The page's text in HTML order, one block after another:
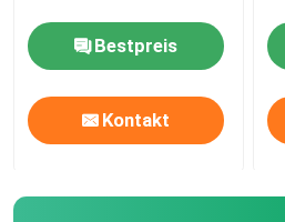
Bestpreis
Kontakt